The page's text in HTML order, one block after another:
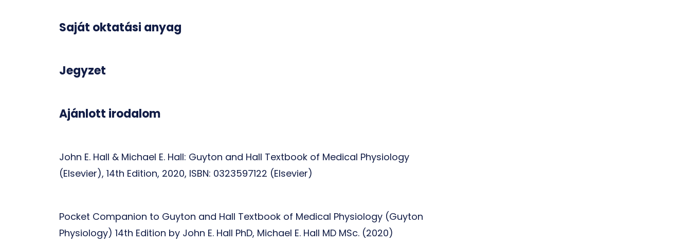
Saját oktatási anyag
Jegyzet
Ajánlott irodalom
John E. Hall & Michael E. Hall: Guyton and Hall Textbook of Medical Physiology
(Elsevier), 14th Edition, 2020, ISBN: 0323597122 (Elsevier)
Pocket Companion to Guyton and Hall Textbook of Medical Physiology (Guyton
Physiology) 14th Edition by John E. Hall PhD, Michael E. Hall MD MSc. (2020)